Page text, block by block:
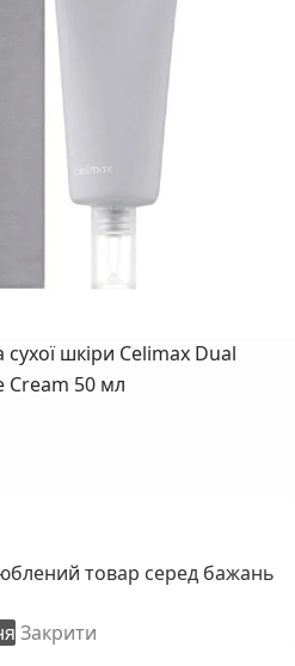
шкіри Celimax Dual
Cream 50 мл
товар серед бажань
Закрити